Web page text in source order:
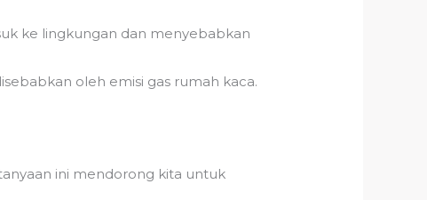
ke lingkungan dan menyebabkan
oleh emisi gas rumah kaca.
ini mendorong kita untuk